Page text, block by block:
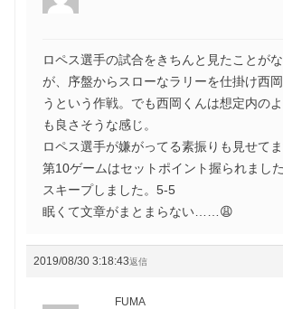
ロペス選手の試合をきちんと見たことが
が、序盤からスローなラリーを仕掛け西
うという作戦。でも西岡くんは想定内の
も良さそうな感じ。
ロペス選手が嫌がってる素振りも見せてま
第10ゲームはセットポイント握られまし
スキープしました。5-5
眠くて文章がまとまらない……😩
2019/08/30 3:18:43返信
FUMA